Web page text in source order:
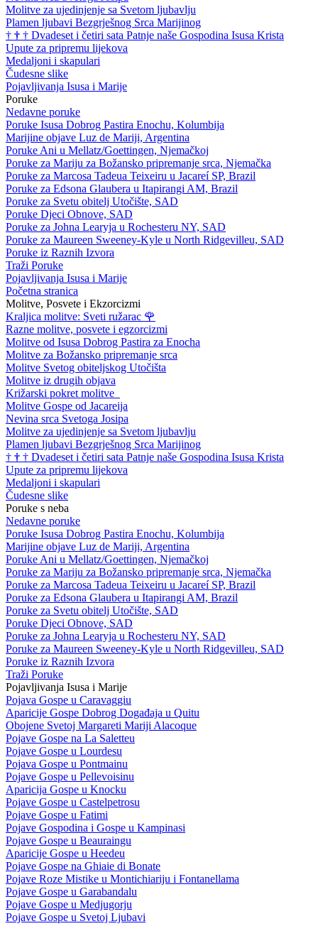
Molitve za ujedinjenje sa Svetom ljubavlju
Plamen ljubavi Bezgrješnog Srca Marijinog
† † † Dvadeset i četiri sata Patnje naše Gospodina Isusa Krista
Upute za pripremu lijekova
Medaljoni i skapulari
Čudesne slike
Pojavljivanja Isusa i Marije
Poruke
Nedavne poruke
Poruke Isusa Dobrog Pastira Enochu, Kolumbija
Marijine objave Luz de Mariji, Argentina
Poruke Ani u Mellatz/Goettingen, Njemačkoj
Poruke za Mariju za Božansko pripremanje srca, Njemačka
Poruke za Marcosa Tadeua Teixeiru u Jacareí SP, Brazil
Poruke za Edsona Glaubera u Itapirangi AM, Brazil
Poruke za Svetu obitelj Utočište, SAD
Poruke Djeci Obnove, SAD
Poruke za Johna Learyja u Rochesteru NY, SAD
Poruke za Maureen Sweeney-Kyle u North Ridgevilleu, SAD
Poruke iz Raznih Izvora
Traži Poruke
Pojavljivanja Isusa i Marije
Početna stranica
Molitve, Posvete i Ekzorcizmi
Kraljica molitve: Sveti ružarac 🌹
Razne molitve, posvete i egzorcizmi
Molitve od Isusa Dobrog Pastira za Enocha
Molitve za Božansko pripremanje srca
Molitve Svetog obiteljskog Utočišta
Molitve iz drugih objava
Križarski pokret molitve
Molitve Gospe od Jacareija
Nevina srca Svetoga Josipa
Molitve za ujedinjenje sa Svetom ljubavlju
Plamen ljubavi Bezgrješnog Srca Marijinog
† † † Dvadeset i četiri sata Patnje naše Gospodina Isusa Krista
Upute za pripremu lijekova
Medaljoni i skapulari
Čudesne slike
Poruke s neba
Nedavne poruke
Poruke Isusa Dobrog Pastira Enochu, Kolumbija
Marijine objave Luz de Mariji, Argentina
Poruke Ani u Mellatz/Goettingen, Njemačkoj
Poruke za Mariju za Božansko pripremanje srca, Njemačka
Poruke za Marcosa Tadeua Teixeiru u Jacareí SP, Brazil
Poruke za Edsona Glaubera u Itapirangi AM, Brazil
Poruke za Svetu obitelj Utočište, SAD
Poruke Djeci Obnove, SAD
Poruke za Johna Learyja u Rochesteru NY, SAD
Poruke za Maureen Sweeney-Kyle u North Ridgevilleu, SAD
Poruke iz Raznih Izvora
Traži Poruke
Pojavljivanja Isusa i Marije
Pojava Gospe u Caravaggiu
Aparicije Gospe Dobrog Događaja u Quitu
Obojene Svetoj Margareti Mariji Alacoque
Pojave Gospe na La Saletteu
Pojave Gospe u Lourdesu
Pojava Gospe u Pontmainu
Pojave Gospe u Pellevoisinu
Aparicija Gospe u Knocku
Pojave Gospe u Castelpetrosu
Pojave Gospe u Fatimi
Pojave Gospodina i Gospe u Kampinasi
Pojave Gospe u Beauraingu
Aparicije Gospe u Heedeu
Pojave Gospe na Ghiaie di Bonate
Pojave Roze Mistike u Montichiariju i Fontanellama
Pojave Gospe u Garabandalu
Pojave Gospe u Medjugorju
Pojave Gospe u Svetoj Ljubavi